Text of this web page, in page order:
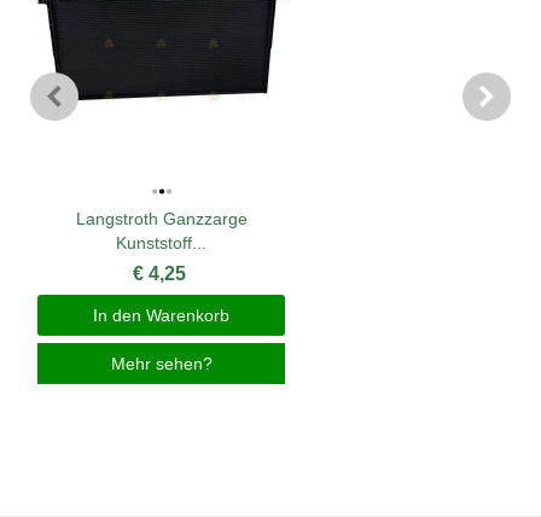
Langstroth Ganzzarge
Kunststoff...
€ 4,25
In den Warenkorb
Mehr sehen?